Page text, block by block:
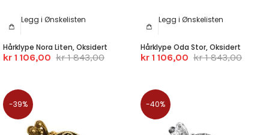
Legg i Ønskelisten
Hårklype Nora Liten, Oksidert
kr 1 106,00 kr 1 843,00
Legg i Ønskelisten
Hårklype Oda Stor, Oksidert
kr 1 106,00 kr 1 843,00
-39% -40%